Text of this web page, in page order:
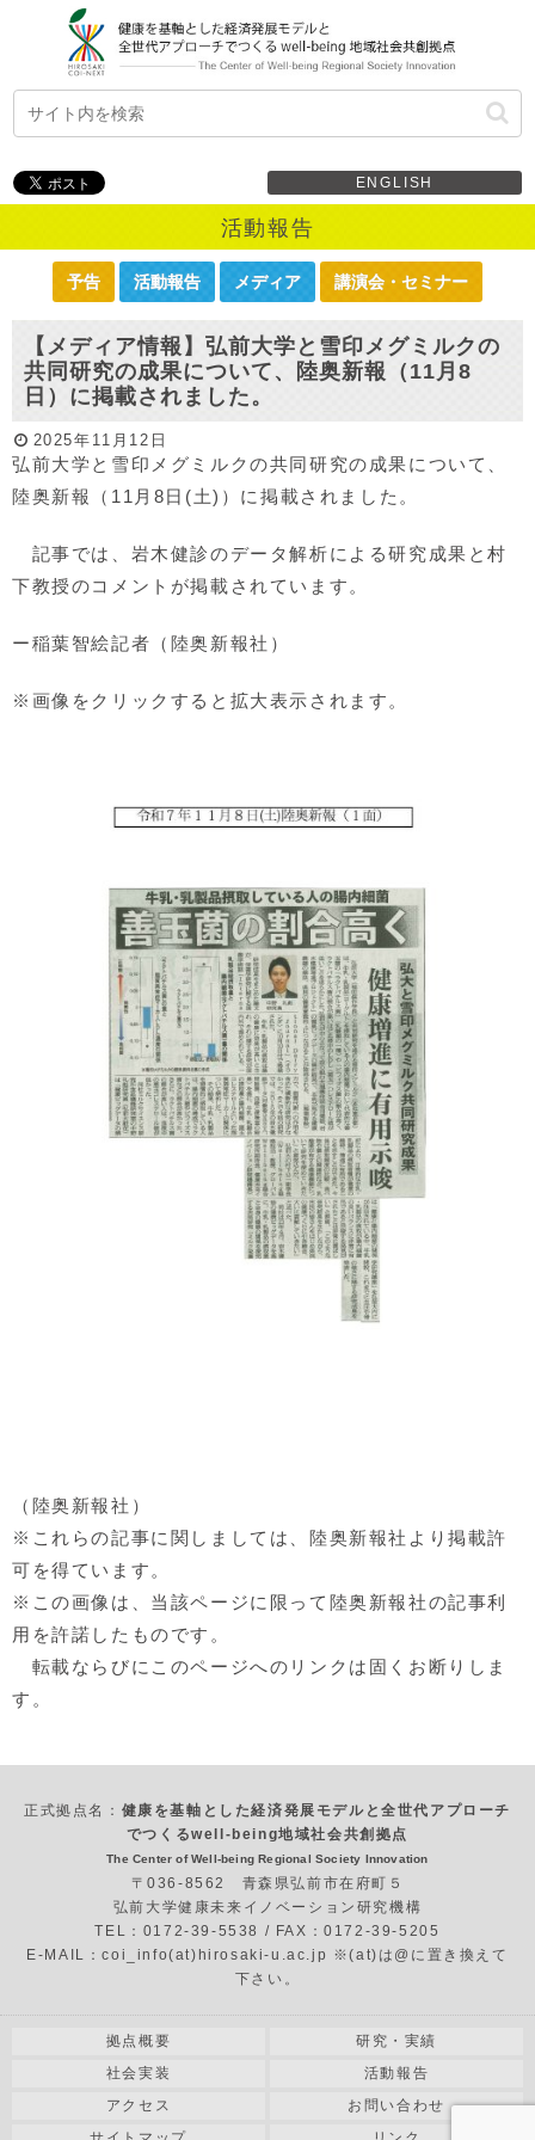
ENGLISH
活動報告
予告 活動報告 メディア 講演会・セミナー
【メディア情報】弘前大学と雪印メグミルクの
共同研究の成果について、陸奥新報（11月8
日）に掲載されました。
2025年11月12日
弘前大学と雪印メグミルクの共同研究の成果について、
陸奥新報（11月8日(土)）に掲載されました。
記事では、岩木健診のデータ解析による研究成果と村
下教授のコメントが掲載されています。
ー稲葉智絵記者（陸奥新報社）
※画像をクリックすると拡大表示されます。
（陸奥新報社）
※これらの記事に関しましては、陸奥新報社より掲載許
可を得ています。
※この画像は、当該ページに限って陸奥新報社の記事利
用を許諾したものです。
転載ならびにこのページへのリンクは固くお断りしま
す。
正式拠点名： 健康を基軸とした経済発展モデルと全世代アプローチ
でつくるwell-being地域社会共創拠点
The Center of Well-being Regional Society Innovation
〒036-8562 青森県弘前市在府町５
弘前大学健康未来イノベーション研究機構
TEL：0172-39-5538 / FAX：0172-39-5205
E-MAIL：coi_info(at)hirosaki-u.ac.jp ※(at)は@に置き換えて
下さい。
拠点概要
研究・実績
社会実装
活動報告
アクセス
お問い合わせ